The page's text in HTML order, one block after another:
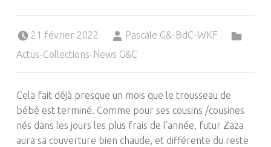
21 février 2022
Pascale G&-BdC-WKF
Actus-Collections-News G&C
Cela fait déjà presque un mois que le trousseau de
bébé est terminé. Comme pour ses cousins /cousines
nés dans les jours les plus frais de l’année, futur Zaza
aura sa couverture bien chaude, et différente du reste